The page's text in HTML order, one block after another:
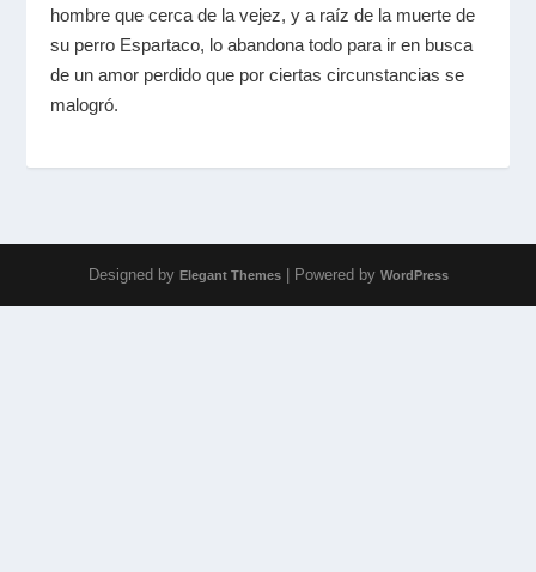
hombre que cerca de la vejez, y a raíz de la muerte de
su perro Espartaco, lo abandona todo para ir en busca
de un amor perdido que por ciertas circunstancias se
malogró.
Designed by Elegant Themes| Powered by WordPress